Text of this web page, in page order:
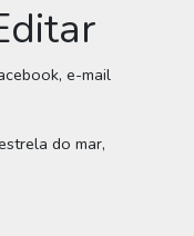
e-mail
do mar,